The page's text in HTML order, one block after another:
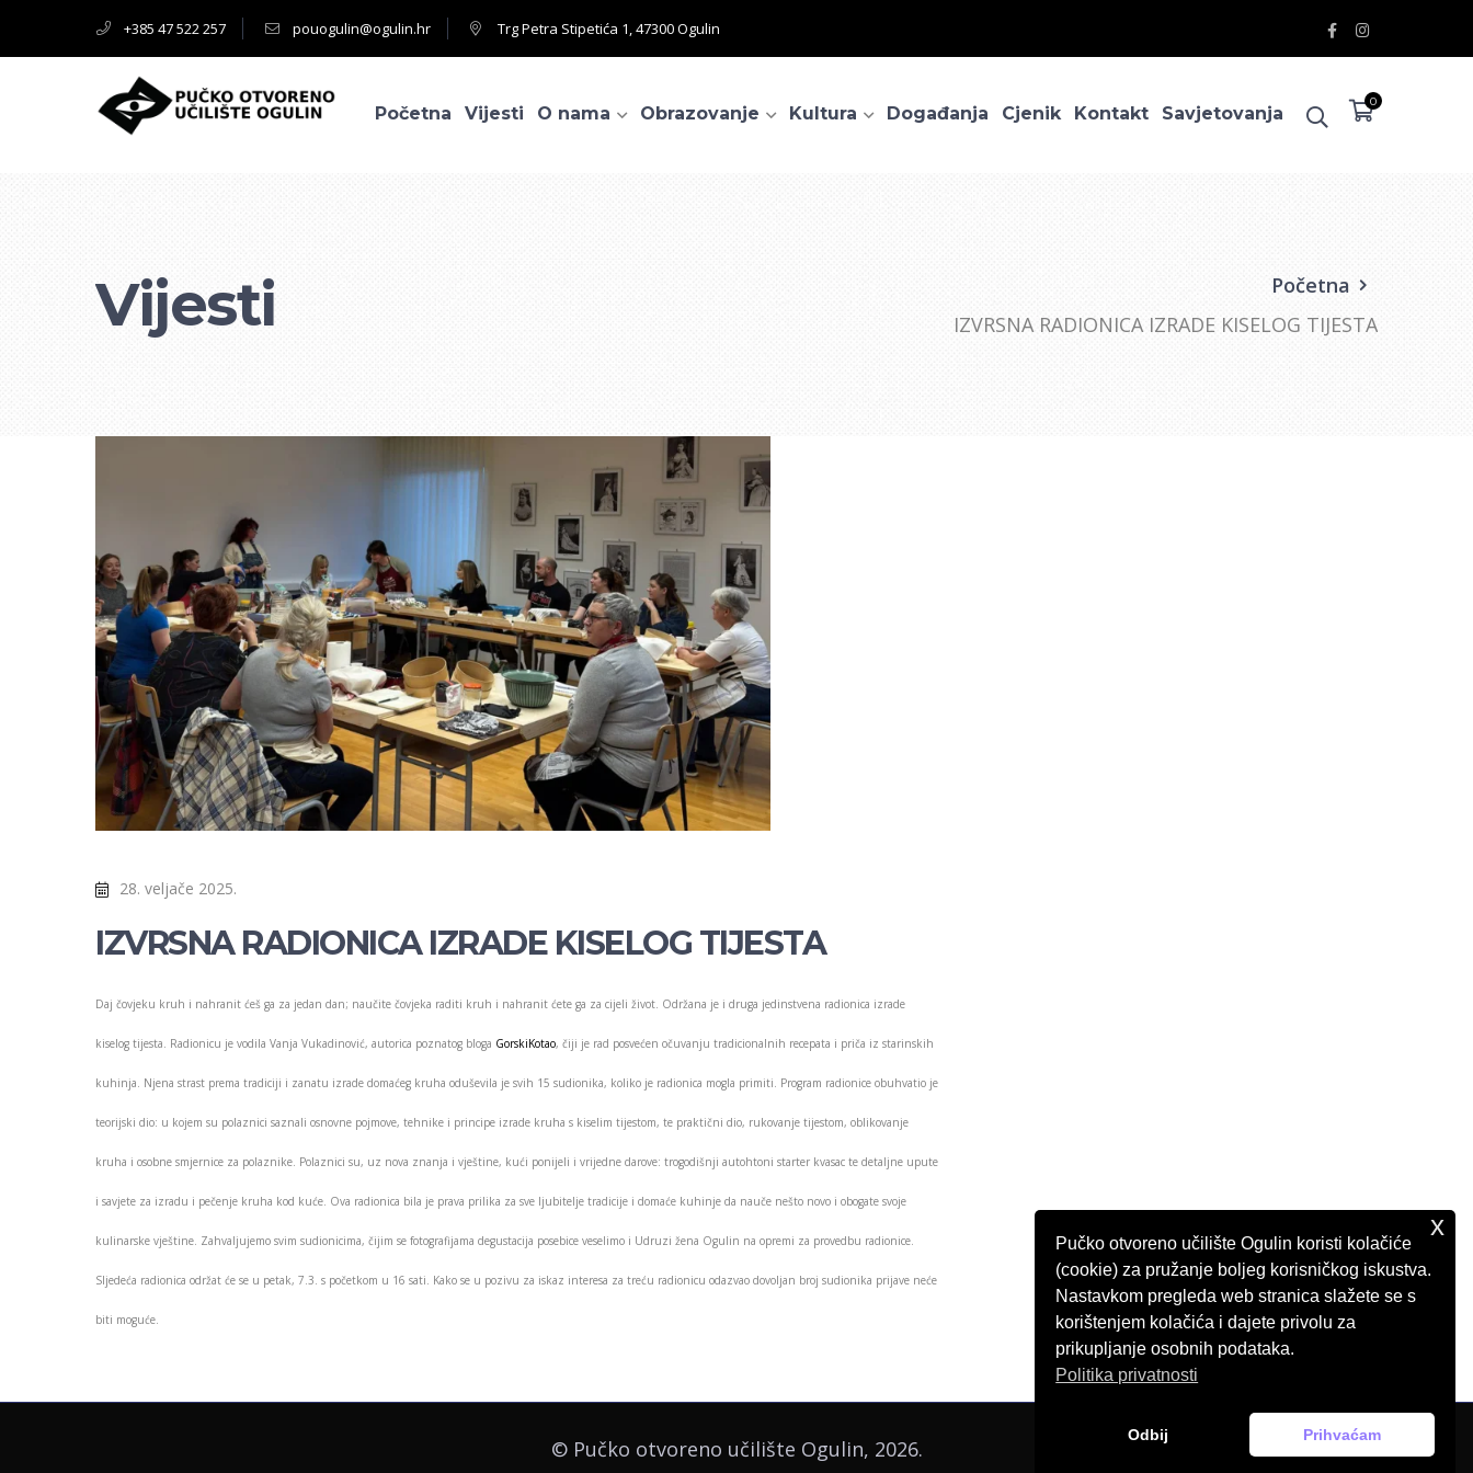
+385 47 522 257 pouogulin@ogulin.hr Trg Petra Stipetića 1, 47300 Ogulin
Facebook
Profile
Instagram
Profile
0
Početna Vijesti O nama Obrazovanje Kultura Događanja Cjenik Kontakt Savjetovanja
Vijesti
Početna
IZVRSNA RADIONICA IZRADE KISELOG TIJESTA
28. veljače 2025.
IZVRSNA RADIONICA IZRADE KISELOG TIJESTA
Daj čovjeku kruh i nahranit ćeš ga za jedan dan; naučite čovjeka raditi kruh i nahranit ćete ga za cijeli život. Održana je i druga jedinstvena radionica izrade
kiselog tijesta. Radionicu je vodila Vanja Vukadinović, autorica poznatog bloga GorskiKotao, čiji je rad posvećen očuvanju tradicionalnih recepata i priča iz starinskih
kuhinja. Njena strast prema tradiciji i zanatu izrade domaćeg kruha oduševila je svih 15 sudionika, koliko je radionica mogla primiti. Program radionice obuhvatio je
teorijski dio: u kojem su polaznici saznali osnovne pojmove, tehnike i principe izrade kruha s kiselim tijestom, te praktični dio, rukovanje tijestom, oblikovanje
kruha i osobne smjernice za polaznike. Polaznici su, uz nova znanja i vještine, kući ponijeli i vrijedne darove: trogodišnji autohtoni starter kvasac te detaljne upute
i savjete za izradu i pečenje kruha kod kuće. Ova radionica bila je prava prilika za sve ljubitelje tradicije i domaće kuhinje da nauče nešto novo i obogate svoje
kulinarske vještine. Zahvaljujemo svim sudionicima, čijim se fotografijama degustacija posebice veselimo i Udruzi žena Ogulin na opremi za provedbu radionice.
Sljedeća radionica održat će se u petak, 7.3. s početkom u 16 sati. Kako se u pozivu za iskaz interesa za treću radionicu odazvao dovoljan broj sudionika prijave neće
biti moguće.
© Pučko otvoreno učilište Ogulin, 2026.
Pučko otvoreno učilište Ogulin koristi kolačiće
(cookie) za pružanje boljeg korisničkog iskustva.
Nastavkom pregleda web stranica slažete se s
korištenjem kolačića i dajete privolu za
prikupljanje osobnih podataka.
Politika privatnosti
Odbij Prihvaćam
x